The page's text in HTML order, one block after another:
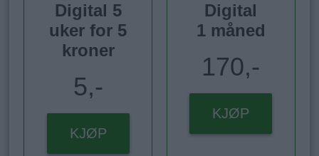
Digital 5
uker for 5
kroner
5,-
KJØP
Digital
1 måned
170,-
KJØP